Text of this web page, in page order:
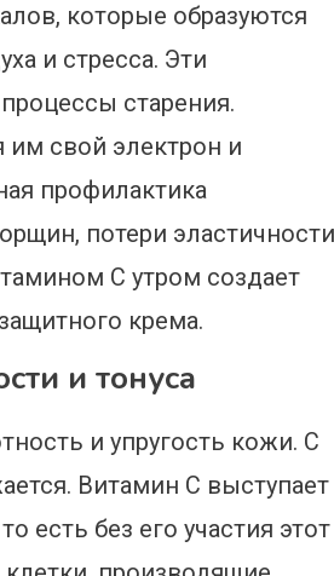
которые образуются
и стресса. Эти
старения.
им свой электрон и
профилактика
потери эластичности
С утром создает
крема.
и тонуса
и упругость кожи. С
Витамин С выступает
есть без его участия этот